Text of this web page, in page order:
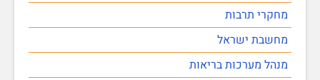
מחקרי תרבות
מחשבת ישראל
מנהל מערכות בריאות